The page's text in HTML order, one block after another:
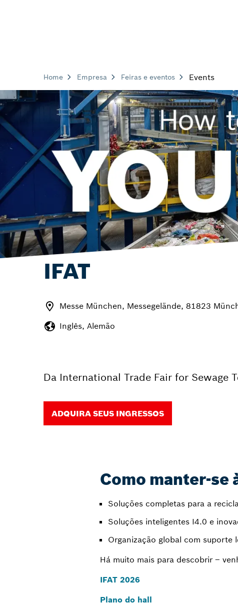
Home Empresa Feiras e eventos Events
IFAT
Messe München, Messegelände, 81823
Inglês, Alemão
Da International Trade Fair for Sewage
ADQUIRA SEUS INGRESSOS
Como manter-se
Soluções completas para a
Soluções inteligentes I4.0 e
Organização global com suporte
Há muito mais para descobrir –
IFAT 2026
Plano do hall